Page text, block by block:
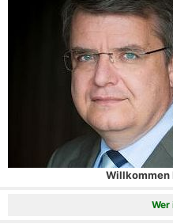
Willkommen
Wer